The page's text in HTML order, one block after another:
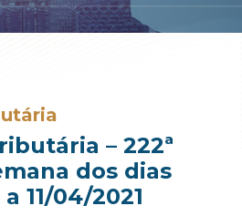
– 222ª
dos dias
11/04/2021